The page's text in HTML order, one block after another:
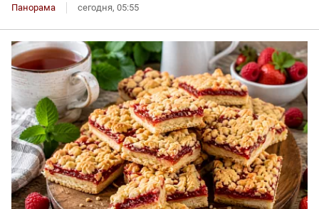
Панорама сегодня, 05:55